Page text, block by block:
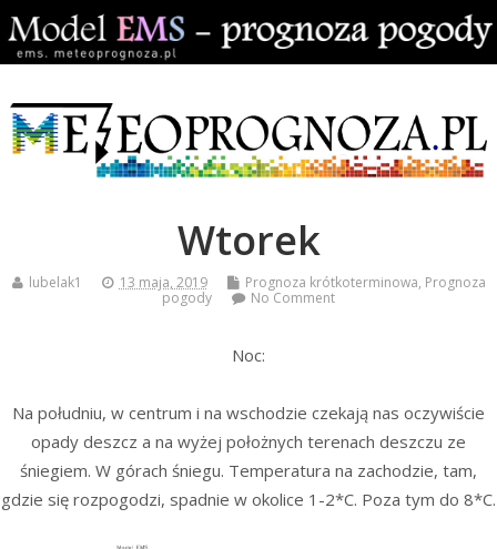
Wtorek
lubelak1 13 maja, 2019 Prognoza krótkoterminowa, Prognoza
pogody
No Comment
Noc:
Na południu, w centrum i na wschodzie czekają nas oczywiście
opady deszcz a na wyżej położnych terenach deszczu ze
śniegiem. W górach śniegu. Temperatura na zachodzie, tam,
gdzie się rozpogodzi, spadnie w okolice 1-2*C. Poza tym do 8*C.